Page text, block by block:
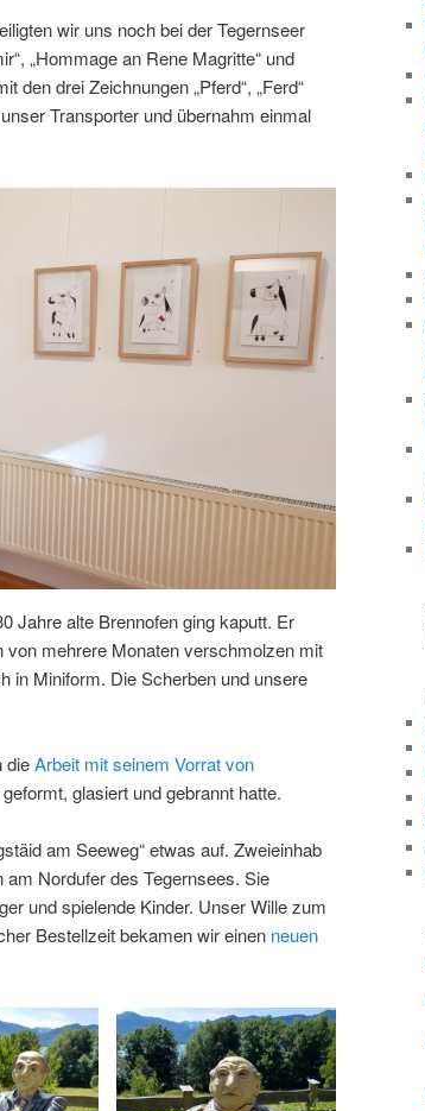
wir uns noch bei der Tegernseer
„Hommage an Rene Magritte“ und
den drei Zeichnungen „Pferd“, „Ferd“
Transporter und übernahm einmal
Jahre alte Brennofen ging kaputt. Er
mehrere Monaten verschmolzen mit
in Miniform. Die Scherben und unsere
dieArbeit mit seinem Vorrat von
glasiert und gebrannt hatte.
am Seeweg“ etwas auf. Zweieinhab
Nordufer des Tegernsees. Sie
und spielende Kinder. Unser Wille zum
Bestellzeit bekamen wir einen neuen